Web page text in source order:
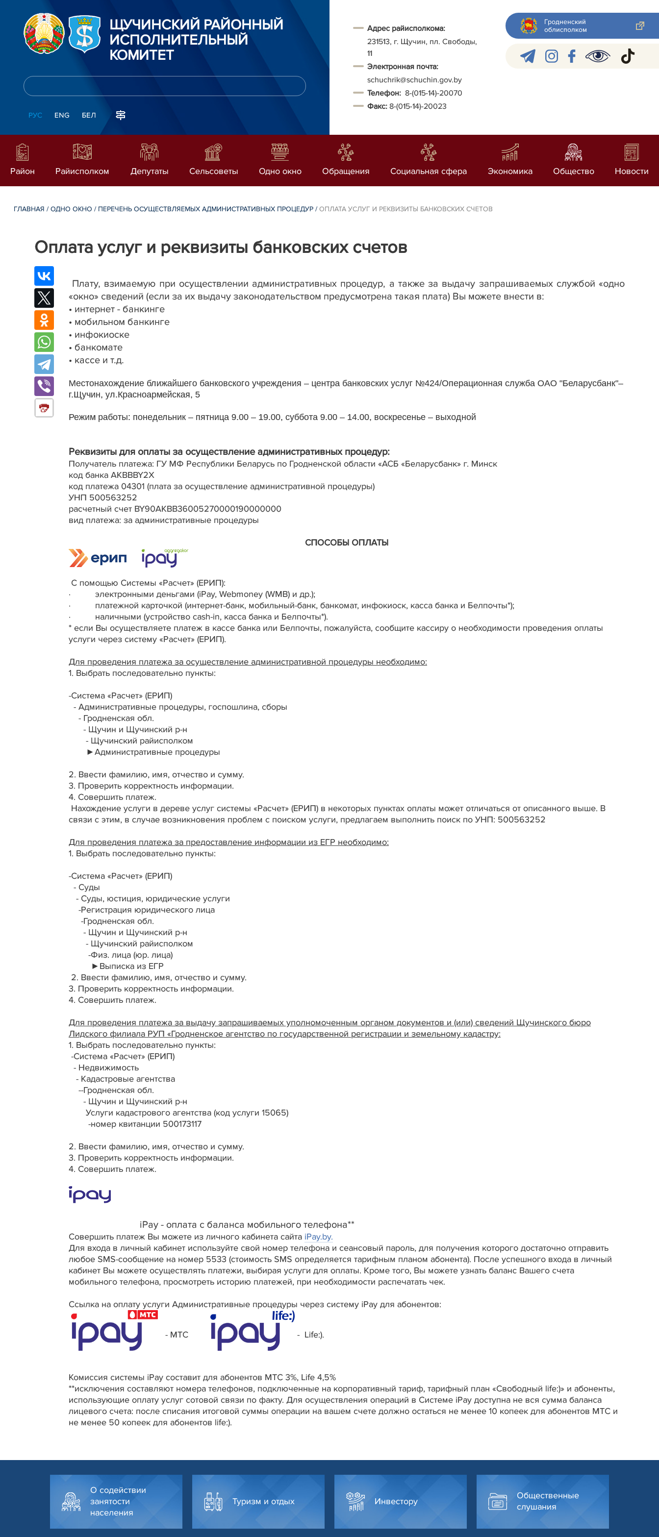
ЩУЧИНСКИЙ РАЙОННЫЙ
ИСПОЛНИТЕЛЬНЫЙ
КОМИТЕТ
РУС ENG БЕЛ
Адрес райисполкома:
231513, г. Щучин, пл. Свободы,
11
Электронная почта:
schuchrik@schuchin.gov.by
Телефон: 8-(015-14)-20070
Факс: 8-(015-14)-20023
Гродненский
облисполком
Район Райисполком Депутаты Сельсоветы Одно окно Обращения Социальная сфера Экономика Общество Новости
ГЛАВНАЯ /ОДНО ОКНО / ПЕРЕЧЕНЬ ОСУЩЕСТВЛЯЕМЫХ АДМИНИСТРАТИВНЫХ ПРОЦЕДУР /ОПЛАТА УСЛУГ И РЕКВИЗИТЫ БАНКОВСКИХ СЧЕТОВ
Оплата услуг и реквизиты банковских счетов
Плату, взимаемую при осуществлении административных процедур, а также за выдачу запрашиваемых службой «одно
«окно» сведений (если за их выдачу законодательством предусмотрена такая плата) Вы можете внести в:
• интернет - банкинге
• мобильном банкинге
• инфокиоске
• банкомате
• кассе и т.д.
Местонахождение ближайшего банковского учреждения – центра банковских услуг №424/Операционная служба ОАО "Беларусбанк"–
г.Щучин, ул.Красноармейская, 5
Режим работы: понедельник – пятница 9.00 – 19.00, суббота 9.00 – 14.00, воскресенье – выходной
Реквизиты для оплаты за осуществление административных процедур:
Получатель платежа: ГУ МФ Республики Беларусь по Гродненской области «АСБ «Беларусбанк» г. Минск
код банка AKBBBY2X
код платежа 04301 (плата за осуществление административной процедуры)
УНП 500563252
расчетный счет BY90AKBB36005270000190000000
вид платежа: за административные процедуры
СПОСОБЫ ОПЛАТЫ
С помощью Системы «Расчет» (ЕРИП):
· электронными деньгами (iPay, Webmoney (WMB) и др.);
· платежной карточкой (интернет-банк, мобильный-банк, банкомат, инфокиоск, касса банка и Белпочты*);
· наличными (устройство cash-in, касса банка и Белпочты*).
* если Вы осуществляете платеж в кассе банка или Белпочты, пожалуйста, сообщите кассиру о необходимости проведения оплаты
услуги через систему «Расчет» (ЕРИП).
Для проведения платежа за осуществление административной процедуры необходимо:
1. Выбрать последовательно пункты:
-Система «Расчет» (ЕРИП)
- Административные процедуры, госпошлина, сборы
- Гродненская обл.
- Щучин и Щучинский р-н
- Щучинский райисполком
►Административные процедуры
2. Ввести фамилию, имя, отчество и сумму.
3. Проверить корректность информации.
4. Совершить платеж.
Нахождение услуги в дереве услуг системы «Расчет» (ЕРИП) в некоторых пунктах оплаты может отличаться от описанного выше. В
связи с этим, в случае возникновения проблем с поиском услуги, предлагаем выполнить поиск по УНП: 500563252
Для проведения платежа за предоставление информации из ЕГР необходимо:
1. Выбрать последовательно пункты:
-Система «Расчет» (ЕРИП)
- Суды
- Суды, юстиция, юридические услуги
-Регистрация юридического лица
-Гродненская обл.
- Щучин и Щучинский р-н
- Щучинский райисполком
-Физ. лица (юр. лица)
►Выписка из ЕГР
2. Ввести фамилию, имя, отчество и сумму.
3. Проверить корректность информации.
4. Совершить платеж.
Для проведения платежа за выдачу запрашиваемых уполномоченным органом документов и (или) сведений Щучинского бюро
Лидского филиала РУП «Гродненское агентство по государственной регистрации и земельному кадастру:
1. Выбрать последовательно пункты:
-Система «Расчет» (ЕРИП)
- Недвижимость
- Кадастровые агентства
--Гродненская обл.
- Щучин и Щучинский р-н
Услуги кадастрового агентства (код услуги 15065)
-номер квитанции 500173117
2. Ввести фамилию, имя, отчество и сумму.
3. Проверить корректность информации.
4. Совершить платеж.
iPay - оплата с баланса мобильного телефона**
Совершить платеж Вы можете из личного кабинета сайта iPay.by.
Для входа в личный кабинет используйте свой номер телефона и сеансовый пароль, для получения которого достаточно отправить
любое SMS-сообщение на номер 5533 (стоимость SMS определяется тарифным планом абонента). После успешного входа в личный
кабинет Вы можете осуществлять платежи, выбирая услуги для оплаты. Кроме того, Вы можете узнать баланс Вашего счета
мобильного телефона, просмотреть историю платежей, при необходимости распечатать чек.
Ссылка на оплату услуги Административные процедуры через систему iPay для абонентов:
- МТС - Life:).
Комиссия системы iPay составит для абонентов МТС 3%, Life 4,5%
**исключения составляют номера телефонов, подключенные на корпоративный тариф, тарифный план «Свободный life:)» и абоненты,
использующие оплату услуг сотовой связи по факту. Для осуществления операций в Системе iPay доступна не вся сумма баланса
лицевого счета: после списания итоговой суммы операции на вашем счете должно остаться не менее 10 копеек для абонентов МТС и
не менее 50 копеек для абонентов life:).
О содействии
занятости
населения
Туризм и отдых Инвестору
Общественные
слушания